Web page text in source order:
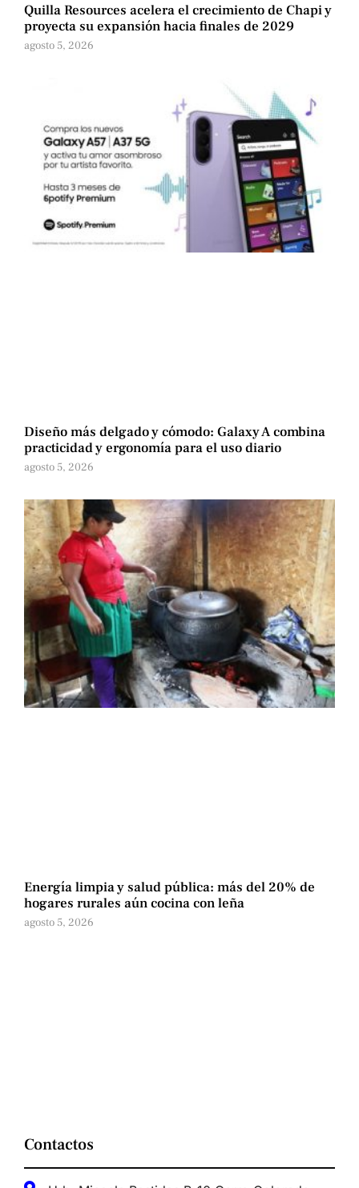
Quilla Resources acelera el crecimiento de Chapi y
proyecta su expansión hacia finales de 2029
agosto 5, 2026
Diseño más delgado y cómodo: Galaxy A combina
practicidad y ergonomía para el uso diario
agosto 5, 2026
Energía limpia y salud pública: más del 20% de
hogares rurales aún cocina con leña
agosto 5, 2026
Contactos